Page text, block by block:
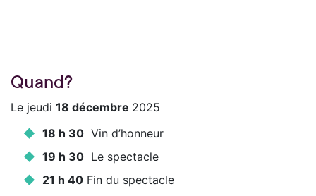
Quand?
Le jeudi 18 décembre 2025
18 h 30Vin d’honneur
19 h 30Le spectacle
21 h 40Fin du spectacle